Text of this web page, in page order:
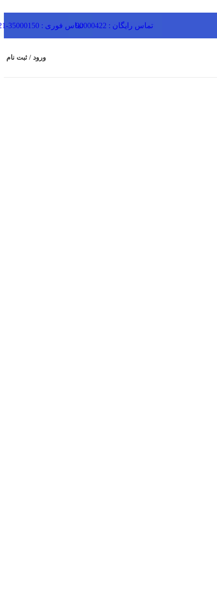
تماس رایگان : 90000422 تماس فوری : 35000150-021
ورود / ثبت نام